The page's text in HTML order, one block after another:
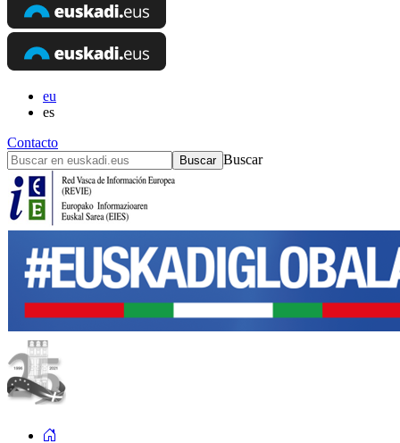
eu
es
Contacto
Buscar